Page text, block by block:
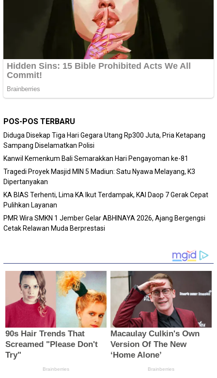
POS-POS TERBARU
Diduga Disekap Tiga Hari Gegara Utang Rp300 Juta, Pria Ketapang
Sampang Diselamatkan Polisi
Kanwil Kemenkum Bali Semarakkan Hari Pengayoman ke-81
Tragedi Proyek Masjid MIN 5 Madiun: Satu Nyawa Melayang, K3
Dipertanyakan
KA BIAS Terhenti, Lima KA Ikut Terdampak, KAI Daop 7 Gerak Cepat
Pulihkan Layanan
PMR Wira SMKN 1 Jember Gelar ABHINAYA 2026, Ajang Bergengsi
Cetak Relawan Muda Berprestasi